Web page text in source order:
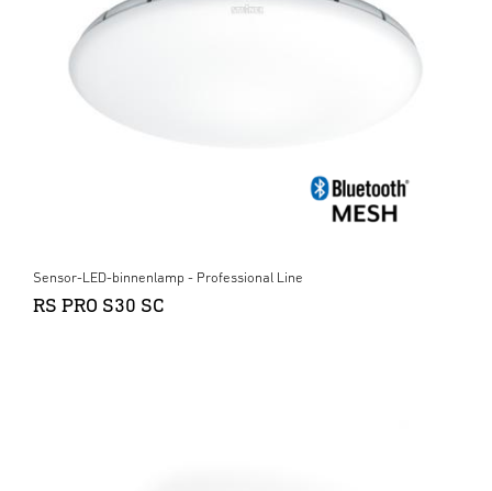
Sensor-LED-binnenlamp - Professional Line
RS PRO S30 SC